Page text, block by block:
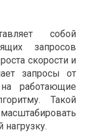
собой
запросов
скорости и
запросы от
работающие
Такой